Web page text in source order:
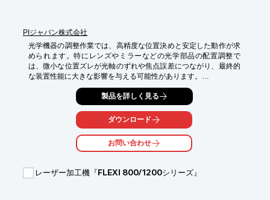
PIジャパン株式会社
光学機器の調整作業では、高精度な位置決めと安定した動作が求
められます。特にレンズやミラーなどの光学部品の配置調整で
は、微小な位置ズレが光軸のずれや焦点誤差につながり、最終的
な装置性能に大きな影響を与える可能性があります。
多軸モーションシステム X-417 は、高荷重リニアステージによる
XY位置決めシステムをベースとした統合モーションプラットフォ
ームです。サーボモータ＋ボールねじステージ、またはリニアモ
ーターステージを選択でき、用途に応じて Z軸の追加など柔軟な
構成が可能です。高精度な位置決め性能と安定した動作により、
光学部品の精密調整や光学系の組み立て工程をサポートします。
・レンズやミラーの位置調整
製品を詳しく見る
ダウンロード
お問い合わせ
レーザー加工機『FLEXI 800/1200シリーズ』